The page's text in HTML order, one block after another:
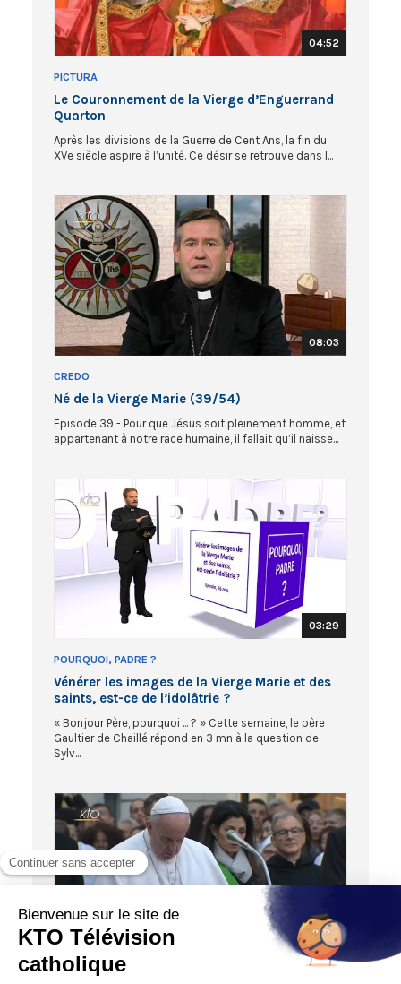
04:52
PICTURA
Le Couronnement de la Vierge d’Enguerrand
Quarton
Après les divisions de la Guerre de Cent Ans, la fin du
XVe siècle aspire à l’unité. Ce désir se retrouve dans l...
08:03
CREDO
Né de la Vierge Marie (39/54)
Episode 39 - Pour que Jésus soit pleinement homme, et
appartenant à notre race humaine, il fallait qu’il naisse...
03:29
POURQUOI, PADRE ?
Vénérer les images de la Vierge Marie et des
saints, est-ce de l’idolâtrie ?
« Bonjour Père, pourquoi ... ? » Cette semaine, le père
Gaultier de Chaillé répond en 3 mn à la question de
Sylv...
33:52
DIRECT DE ROME